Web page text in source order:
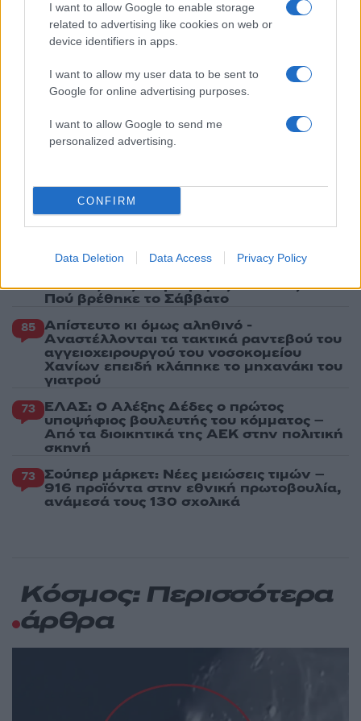
I want to allow Google to enable storage
related to advertising like cookies on web or
device identifiers in apps.
I want to allow my user data to be sent to
Google for online advertising purposes.
I want to allow Google to send me
personalized advertising.
CONFIRM
Data Deletion Data Access Privacy Policy
Ελίζαμπεθ Ελέτσι και Νεκτάριος Λεμονίδης
πήγαν στον Άγιο Νεκτάριο Βούλας για να
πάρουν την ευχή για τον γιο τους
Ηφαίστειο Σαντορίνης: Ένας 15χρονος που
δεν πρόλαβε να ξεφύγει από το τσουνάμι
μπορεί να αλλάξει τη χρονολογία της
Βγήκαν ξανά τα μαχαίρια στην Ελπίδα
για τη Δημοκρατία: «Καρυστιανού,
Γρατσία και Γαλανός μετέτρεψαν το
συνεχίζει τις ολιγοήμερες διακοπές του –
Πού βρέθηκε το Σάββατο
85 Απίστευτο κι όμως αληθινό -
Aναστέλλονται τα τακτικά ραντεβού του
αγγειοχειρουργού του νοσοκομείου
Χανίων επειδή κλάπηκε το μηχανάκι του
γιατρού
73 ΕΛΑΣ: Ο Αλέξης Δέδες ο πρώτος
υποψήφιος βουλευτής του κόμματος –
Από τα διοικητικά της ΑΕΚ στην πολιτική
σκηνή
73 Σούπερ μάρκετ: Νέες μειώσεις τιμών –
916 προϊόντα στην εθνική πρωτοβουλία,
ανάμεσά τους 130 σχολικά
Κόσμος: Περισσότερα
άρθρα